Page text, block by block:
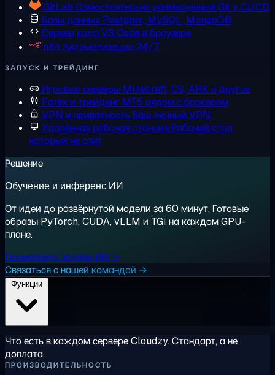
GitLab Самостоятельно размещенный Git + CI/CD
Базы данных Postgres, MySQL, MongoDB
Сервер кодаVS Code в браузере
n8n Автоматизации 24/7
ЗАПУСК И ТРЕЙДИНГ
Игровые серверы Minecraft, CS, ARK и другое
Forex и трейдинг MT5 рядом с брокером
VPN и приватностьВаш личный VPN
Удалённая рабочая станцияРабочий стол,
который не спит
Решение
Обучение и инференс ИИ
От идеи до развёрнутой модели за 60 минут. Готовые
образы PyTorch, CUDA, vLLM и TGI на каждом GPU-
плане.
Посмотреть задачи ИИ →
Связаться с нашей командой →
Что есть в каждом сервере Cloudzy. Стандарт, а не
доплата.
ПРОИЗВОДИТЕЛЬНОСТЬ